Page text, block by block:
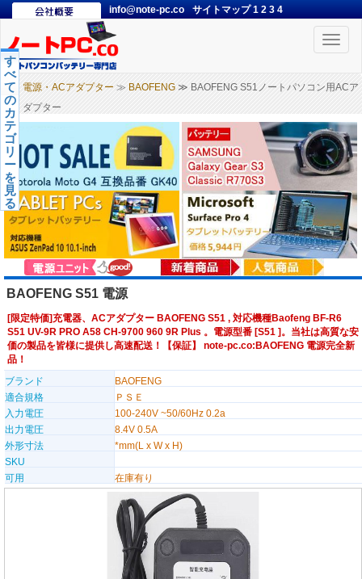
info@note-pc.co サイトマップ1 2 3 4
Toggle
電源・ACアダプター ≫ BAOFENG ≫ BAOFENG S51ノートパソコン用ACア
ダプター
す
べ
て
の
カ
テ
ゴ
リ
ー
を
見
る
BAOFENG S51 電源
[限定特価]充電器、ACアダプター BAOFENG S51 , 対応機種Baofeng BF-R6
S51 UV-9R PRO A58 CH-9700 960 9R Plus 。電源型番 [S51 ]。当社は高質な安
価の製品を皆様に提供し高速配送！【保証】 note-pc.co:BAOFENG 電源完全新
品！
ブランド
BAOFENG
適合規格
ＰＳＥ
入力電圧
100-240V ~50/60Hz 0.2a
出力電圧
8.4V 0.5A
外形寸法
*mm(L x W x H)
SKU
可用
在庫有り